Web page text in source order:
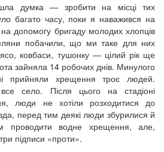
думка — зробити на місці тих
багато часу, поки я наважився на
допомогу бригаду молодих хлопців
побачили, що ми таке для них
ковбаси, тушонку — цілий рік ще
зайняла 14 робочих днів. Минулого
прийняли хрещення троє людей.
село. Після цього на стадіоні
люди не хотіли розходитися до
перед тим деякі люди збурилися й
проводити водне хрещення, але,
підписи «проти».